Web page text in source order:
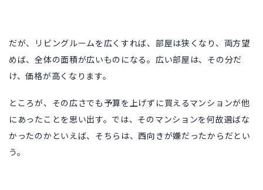
だが、リビングルームを広くすれば、部屋は狭くなり、両方望
めば、全体の面積が広いものになる。広い部屋は、その分だ
け、価格が高くなります。
ところが、その広さでも予算を上げずに買えるマンションが他
にあったことを思い出す。では、そのマンションを何故選ばな
かったのかといえば、そちらは、西向きが嫌だったからだとい
う。